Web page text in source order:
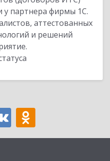
у партнера фирмы 1С.
аттестованных
и решений